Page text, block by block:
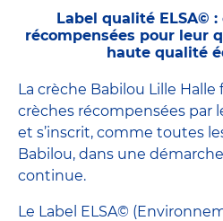
Label qualité ELSA© :
récompensées pour leur
haute qualité
La crèche Babilou Lille Halle
crèches récompensées par
et s’inscrit, comme toutes
Babilou, dans une
continue.
Le Label ELSA©